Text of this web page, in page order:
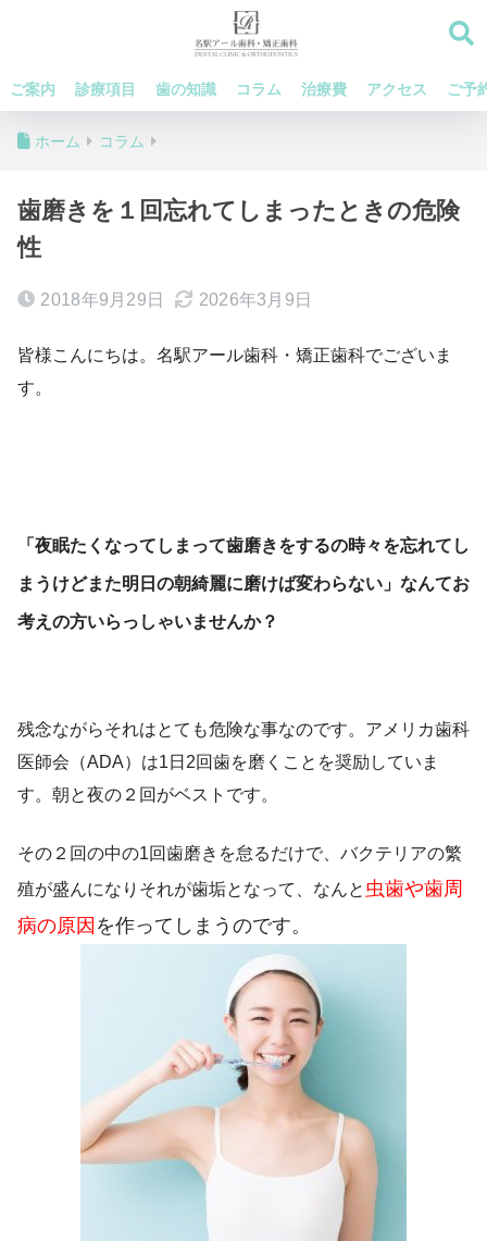
ご案内 診療項目 歯の知識 コラム 治療費 アクセス ご予
ホーム コラム
歯磨きを１回忘れてしまったときの危険
性
2018年9月29日 2026年3月9日
皆様こんにちは。名駅アール歯科・矯正歯科でございま
す。
「夜眠たくなってしまって歯磨きをするの時々を忘れてし
まうけどまた明日の朝綺麗に磨けば変わらない」 なんてお
考えの方いらっしゃいませんか？
残念ながらそれはとても危険な事なのです。アメリカ歯科
医師会（ADA）は1日2回歯を磨くことを奨励していま
す。朝と夜の２回がベストです。
その２回の中の1回歯磨きを怠るだけで、バクテリアの繁
殖が盛んになりそれが歯垢となって、なんと 虫歯や歯周
病の原因 を作ってしまうのです。